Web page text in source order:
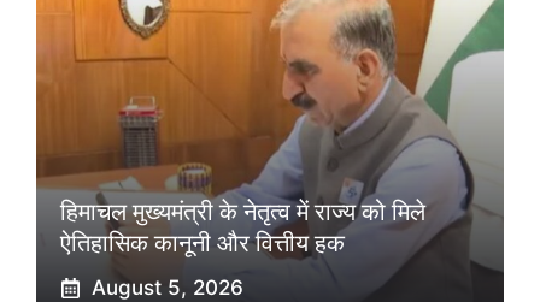
हिमाचल मुख्यमंत्री के नेतृत्व में राज्य को मिले
ऐतिहासिक कानूनी और वित्तीय हक
August 5, 2026